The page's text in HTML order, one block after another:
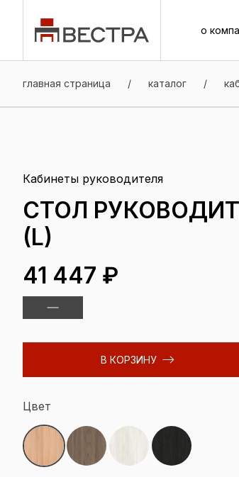
о
главная страница / каталог /
Кабинеты руководителя
СТОЛ
(L)
41 447 ₽
В КОРЗИНУ
Цвет